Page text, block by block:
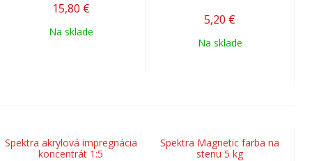
15,80 €
Na sklade
5,20 €
Na sklade
Spektra akrylová impregnácia
koncentrát 1:5
Spektra Magnetic farba na
stenu 5 kg